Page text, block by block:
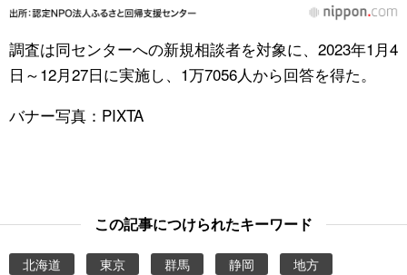
調査は同センターへの新規相談者を対象に、2023年1月4
日～12月27日に実施し、1万7056人から回答を得た。
バナー写真：PIXTA
この記事につけられたキーワード
北海道 東京 群馬 静岡
地方